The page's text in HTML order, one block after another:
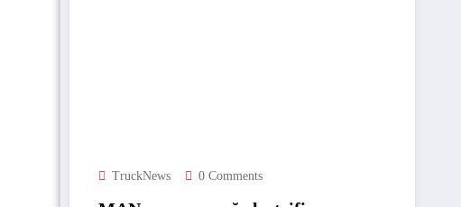
TruckNews 0 Comments